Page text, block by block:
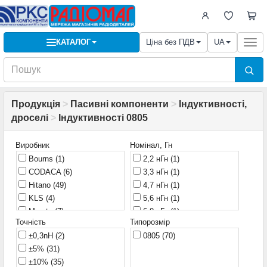
КАТАЛОГ Ціна без ПДВ UA
Продукція > Пасивні компоненти > Індуктивності,
дроселі > Індуктивності 0805
Виробник
Bourns (1)
CODACA (6)
Hitano (49)
KLS (4)
Murata(7)
TDK
Номінал, Гн
2,2 нГн (1)
3,3 нГн (1)
4,7 нГн (1)
5,6 нГн (1)
6,8 нГн(1)
10 нГн(2)
12 нГн(1)
Точність
±0,3nH (2)
±5% (31)
±10% (35)
Типорозмір
0805 (70)